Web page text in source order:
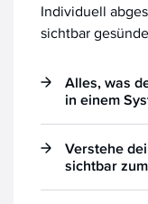
Individuell
sichtbar
Alles, was
in einem
Verstehe
sichtbar